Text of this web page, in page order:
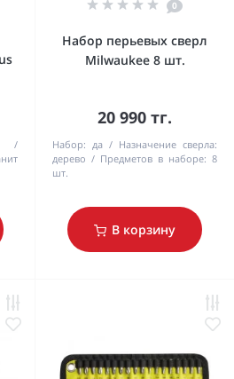
0
Набор перьевых сверл
Milwaukee 8 шт.
20 990 тг.
Набор: да
Назначение сверла:
дерево
Предметов в наборе: 8
шт.
В корзину